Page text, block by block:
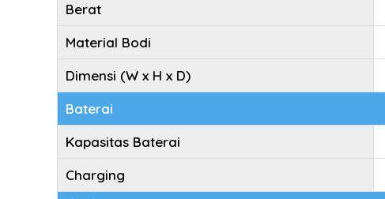
Berat
Material Bodi
Dimensi (W x H x D)
Baterai
Kapasitas Baterai
Charging